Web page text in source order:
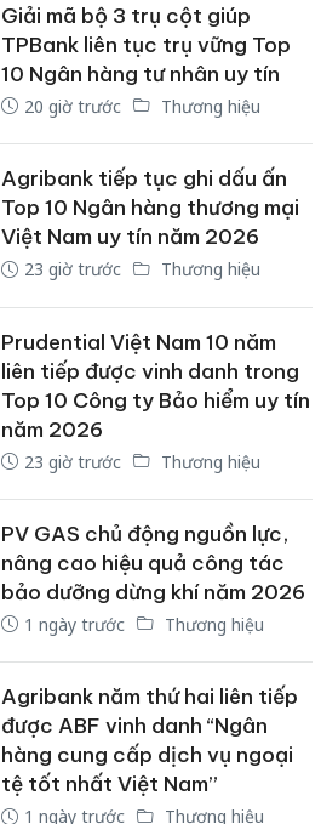
Giải mã bộ 3 trụ cột giúp
TPBank liên tục trụ vững Top
10 Ngân hàng tư nhân uy tín
20 giờ trước Thương hiệu
Agribank tiếp tục ghi dấu ấn
Top 10 Ngân hàng thương mại
Việt Nam uy tín năm 2026
23 giờ trước Thương hiệu
Prudential Việt Nam 10 năm
liên tiếp được vinh danh trong
Top 10 Công ty Bảo hiểm uy tín
năm 2026
23 giờ trước Thương hiệu
PV GAS chủ động nguồn lực,
nâng cao hiệu quả công tác
bảo dưỡng dừng khí năm 2026
1 ngày trước Thương hiệu
Agribank năm thứ hai liên tiếp
được ABF vinh danh “Ngân
hàng cung cấp dịch vụ ngoại
tệ tốt nhất Việt Nam”
1 ngày trước Thương hiệu